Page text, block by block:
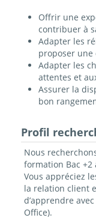
Offrir une
contribuer à
Adapter les
proposer
Adapter les
attentes et
Assurer la
bon
Profil
Nous
formation Bac +2
Vous appréciez
la relation client
d’apprendre
Office).